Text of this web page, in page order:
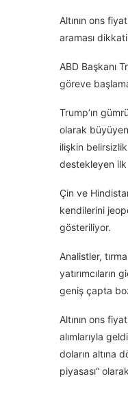
Altının ons
araması
ABD Başkanı
göreve
Trump’ın
olarak
ilişkin
destekleyen ilk
Çin ve
kendilerini
gösteriliyor.
Analistler,
geniş çapta
Altının ons
alımlarıyla
doların altına
piyasası“